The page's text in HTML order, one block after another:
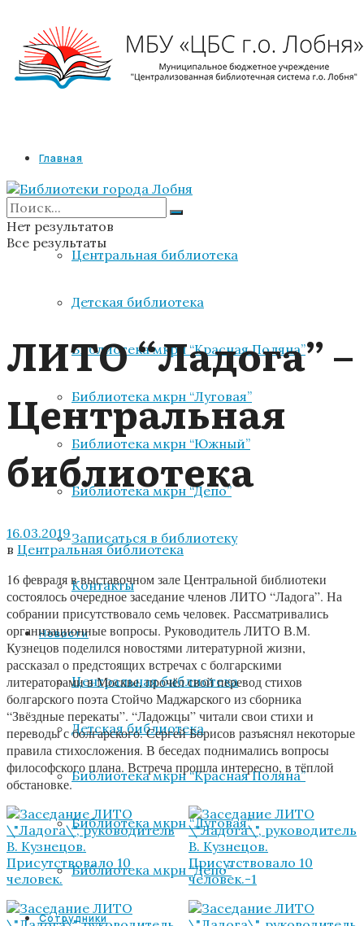
Главная
Библиотеки
Центральная библиотека
Детская библиотека
Библиотека мкрн “Красная Поляна”
Библиотека мкрн “Луговая”
Библиотека мкрн “Южный”
Библиотека мкрн “Депо”
Записаться в библиотеку
Контакты
Новости
Центральная библиотека
Детская библиотека
Библиотека мкрн “Красная Поляна”
Библиотека мкрн “Луговая”
Библиотека мкрн “Депо”
Сотрудники
Нет результатов
Все результаты
ЛИТО “Ладога” –
Центральная
библиотека
16.03.2019
в Центральная библиотека
16 февраля в выставочном зале Центральной библиотеки
состоялось очередное заседание членов ЛИТО “Ладога”. На
собрании присутствовало семь человек. Рассматривались
организационные вопросы. Руководитель ЛИТО В.М.
Кузнецов поделился новостями литературной жизни,
рассказал о предстоящих встречах с болгарскими
литераторами в Москве, прочёл свой перевод стихов
болгарского поэта Стойчо Маджарского из сборника
“Звёздные перекаты”. “Ладожцы” читали свои стихи и
переводы с болгарского. Сергей Борисов разъяснял некоторые
правила стихосложения. В беседах поднимались вопросы
философского плана. Встреча прошла интересно, в тёплой
обстановке.